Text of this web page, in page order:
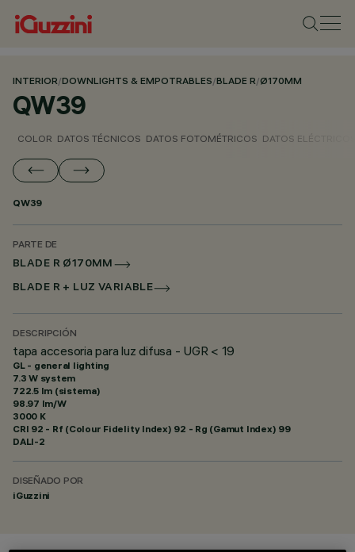
INTERIOR/DOWNLIGHTS & EMPOTRABLES/BLADE R/Ø170MM
QW39
COLOR DATOS TÉCNICOS DATOS FOTOMÉTRICOS DATOS
QW39
PARTE DE
BLADE R Ø170MM
BLADE R + LUZ VARIABLE
DESCRIPCIÓN
tapa accesoria para luz difusa - UGR < 19
GL - general lighting
7.3 W system
722.5 lm (sistema)
98.97 lm/W
3000 K
CRI 92 - Rf (Colour Fidelity Index) 92 - Rg (Gamut Index) 99
DALI-2
DISEÑADO POR
iGuzzini